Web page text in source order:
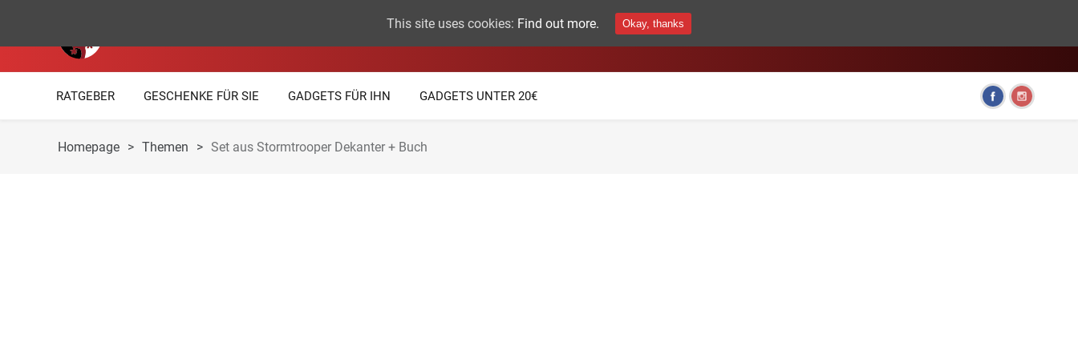
TECHNIK GADGETS
RATGEBER GESCHENKE FÜR SIE GADGETS FÜR IHN GADGETS UNTER 20€
Homepage > Themen > Set aus Stormtrooper Dekanter + Buch
This site uses cookies: Find out more. Okay, thanks